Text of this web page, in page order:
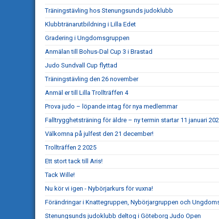
Träningstävling hos Stenungsunds judoklubb
Klubbtränarutbildning i Lilla Edet
Gradering i Ungdomsgruppen
Anmälan till Bohus-Dal Cup 3 i Brastad
Judo Sundvall Cup flyttad
Träningstävling den 26 november
Anmäl er till Lilla Trollträffen 4
Prova judo – löpande intag för nya medlemmar
Falltrygghetsträning för äldre – ny termin startar 11 januari
Välkomna på julfest den 21 december!
Trollträffen 2 2025
Ett stort tack till Aris!
Tack Wille!
Nu kör vi igen - Nybörjarkurs för vuxna!
Förändringar i Knattegruppen, Nybörjargruppen och
Stenungsunds judoklubb deltog i Göteborg Judo Open